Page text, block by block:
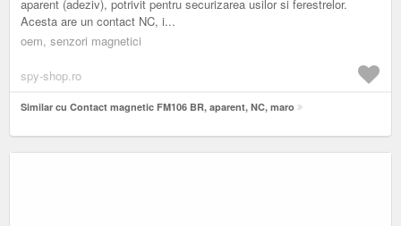
aparent (adeziv), potrivit pentru securizarea usilor si ferestrelor.
Acesta are un contact NC, i...
oem, senzori magnetici
spy-shop.ro
Similar cu Contact magnetic FM106 BR, aparent, NC, maro